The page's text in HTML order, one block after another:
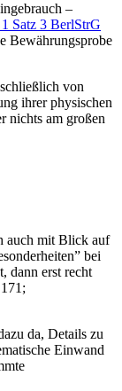
–
Satz 3 BerlStrG
Bewährungsprobe
von
ihrer physischen
nichts am großen
auch mit Blick auf
bei
dann erst recht
da, Details zu
Einwand